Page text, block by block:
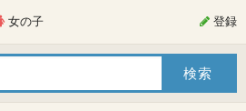
女の子 登録